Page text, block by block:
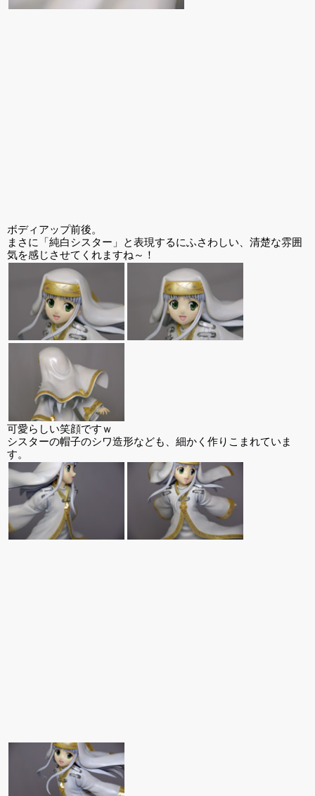
ボディアップ前後。
まさに「純白シスター」と表現するにふさわしい、清楚な雰囲
気を感じさせてくれますね～！
可愛らしい笑顔ですｗ
シスターの帽子のシワ造形なども、細かく作りこまれていま
す。